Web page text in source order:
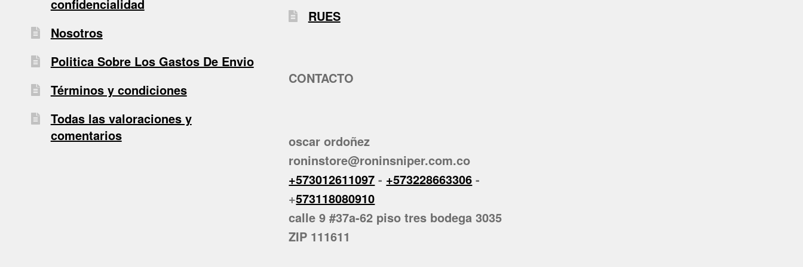
confidencialidad
Nosotros
Politica Sobre Los Gastos De Envio
Términos y condiciones
Todas las valoraciones y
comentarios
RUES
CONTACTO
oscar ordoñez
roninstore@roninsniper.com.co
+573012611097 - +573228663306 -
+573118080910
calle 9 #37a-62 piso tres bodega 3035
ZIP 111611